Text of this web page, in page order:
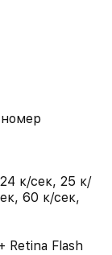
к/сек, 25 к/
60 к/сек,
Retina Flash